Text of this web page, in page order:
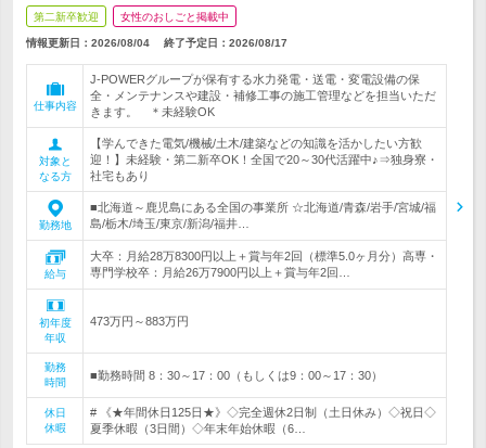
第二新卒歓迎 女性のおしごと掲載中
情報更新日：2026/08/04 終了予定日： 2026/08/17
仕事内容
J-POWERグループが保有する水力発電・送電・変電設備の保
全・メンテナンスや建設・補修工事の施工管理などを担当いただ
きます。 ＊未経験OK
対象と
なる方
【学んできた電気/機械/土木/建築などの知識を活かしたい方歓
迎！】未経験・第二新卒OK！全国で20～30代活躍中♪⇒独身寮・
社宅もあり
勤務地
■北海道～鹿児島にある全国の事業所 ☆北海道/青森/岩手/宮城/福
島/栃木/埼玉/東京/新潟/福井…
給与
大卒：月給28万8300円以上＋賞与年2回（標準5.0ヶ月分）高専・
専門学校卒：月給26万7900円以上＋賞与年2回…
初年度
年収
473万円～883万円
勤務
時間
■勤務時間 8：30～17：00（もしくは9：00～17：30）
休日
休暇
# 《★年間休日125日★》◇完全週休2日制（土日休み）◇祝日◇
夏季休暇（3日間）◇年末年始休暇（6…